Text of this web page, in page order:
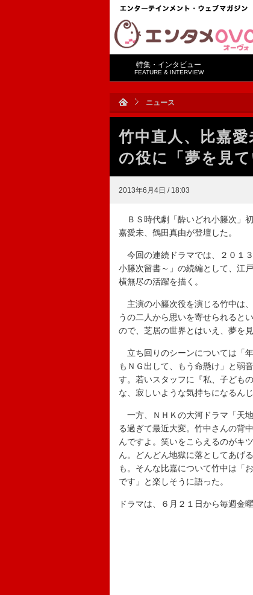
特集・インタビュー
FEATURE & INTERVIEW
ニュース
竹中直人、比嘉
の役に「夢を見
2013年6月4日 / 18:03
ＢＳ時代劇「酔いどれ小籐次」
嘉愛未、鶴田真由が登壇した。
今回の連続ドラマでは、２０１
小籐次留書～」の続編として、江
横無尽の活躍を描く。
主演の小籐次役を演じる竹中は
うの二人から思いを寄せられると
ので、芝居の世界とはいえ、夢を
立ち回りのシーンについては「
もＮＧ出して、もう命懸け」と弱
す。若いスタッフに『私、子ども
な、寂しいような気持ちになるん
一方、ＮＨＫの大河ドラマ「天
る過ぎて最近大変。竹中さんの背
んですよ。笑いをこらえるのがキ
ん。どんどん地獄に落としてあげ
も。そんな比嘉について竹中は「
です」と楽しそうに語った。
ドラマは、６月２１日から毎週金